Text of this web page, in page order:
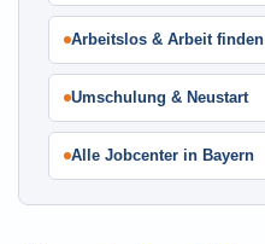
Arbeitslos & Arbeit finden
Umschulung & Neustart
Alle Jobcenter in Bayern